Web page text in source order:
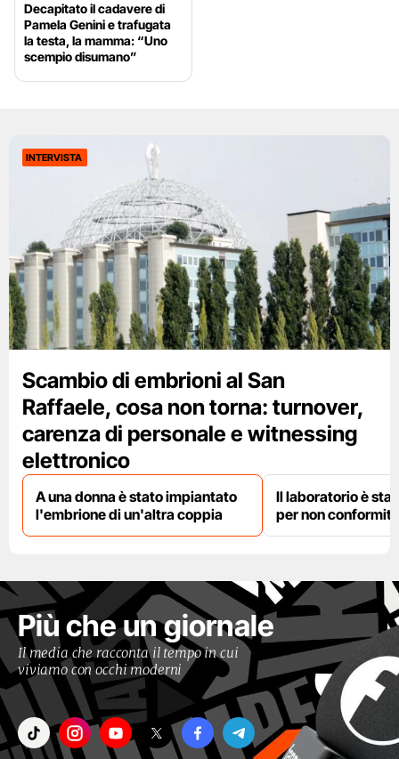
Decapitato il cadavere di
Pamela Genini e trafugata
la testa, la mamma: “Uno
scempio disumano”
INTERVISTA
Scambio di embrioni al San
Raffaele, cosa non torna: turnover,
carenza di personale e witnessing
elettronico
A una donna è stato impiantato
l'embrione di un'altra coppia
Il laboratorio è
per non
Più che un giornale
Il media che racconta il tempo in cui
viviamo con occhi moderni